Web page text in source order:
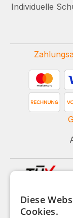
Individuelle
Diese
Cookies.